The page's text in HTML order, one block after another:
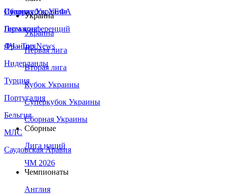
Сборная Украины
Италия
Германия
Франция
Нидерланды
Турция
Португалия
Бельгия
МЛС
Саудовская Аравия
Суперкубок УЕФА
Лига конференций
ЛЧ - Top News
Украина
Украина
Первая лига
Вторая лига
Кубок Украины
Суперкубок Украины
Сборная Украины
Сборные
Лига наций
ЧМ 2026
Чемпионаты
Англия